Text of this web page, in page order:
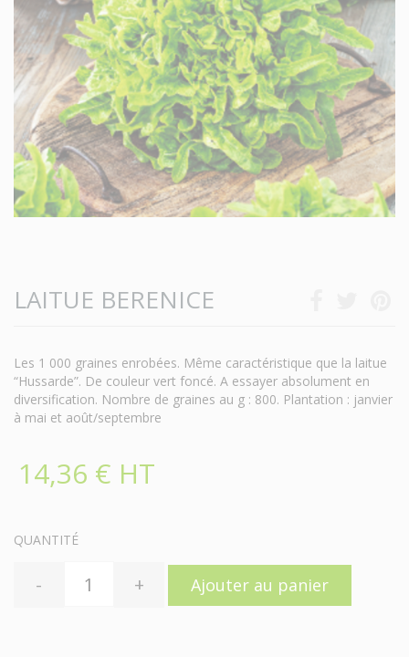
LAITUE BERENICE
Les 1 000 graines enrobées. Même caractéristique que la laitue
“Hussarde”. De couleur vert foncé. A essayer absolument en
diversification. Nombre de graines au g : 800. Plantation : janvier
à mai et août/septembre
14,36 € HT
QUANTITÉ
- + Ajouter au panier